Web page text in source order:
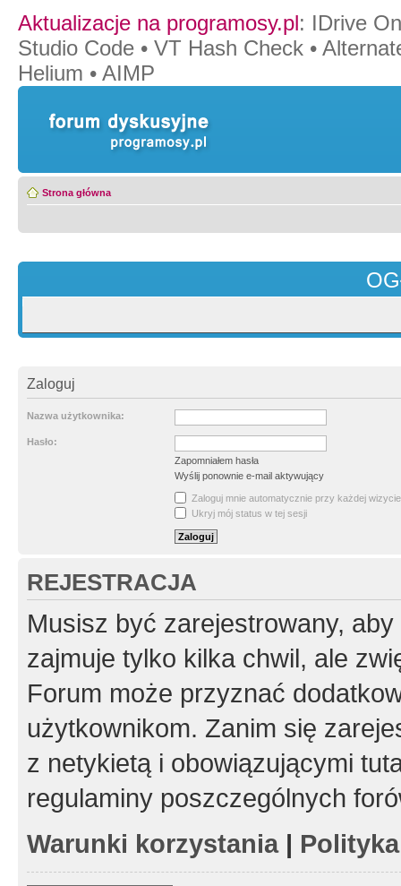
Aktualizacje na programosy.pl: IDrive
Studio Code • VT Hash Check •
Helium • AIMP
Strona główna
Zaloguj
Nazwa użytkownika:
Hasło:
Zapomniałem hasła
Wyślij ponownie e-mail aktywujący
Zaloguj mnie automatycznie przy każdej wizycie
Ukryj mój status w tej sesji
REJESTRACJA
Musisz być zarejestrowany,
zajmuje tylko kilka chwil, ale
Forum może przyznać
użytkownikom. Zanim się
z netykietą i obowiązującymi
regulaminy poszczególnych
Warunki korzystania|